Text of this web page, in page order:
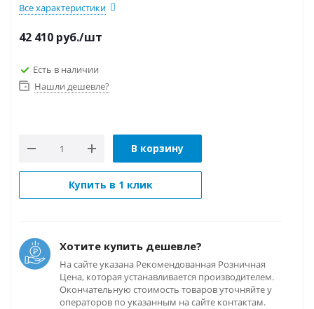
Все характеристики
42 410 руб./шт
Есть в наличии
Нашли дешевле?
В корзину
Купить в 1 клик
Хотите купить дешевле?
На сайте указана Рекомендованная Розничная
Цена, которая устанавливается производителем.
Окончательную стоимость товаров уточняйте у
операторов по указанным на сайте контактам.